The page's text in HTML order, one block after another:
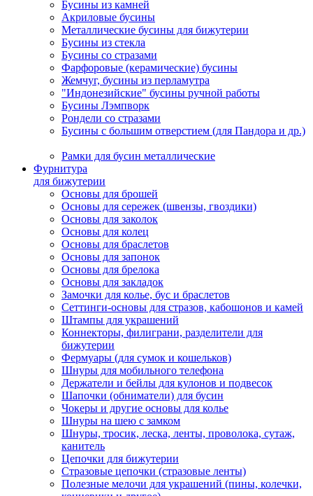
Бусины из камней
Акриловые бусины
Металлические бусины для бижутерии
Бусины из стекла
Бусины со стразами
Фарфоровые (керамические) бусины
Жемчуг, бусины из перламутра
"Индонезийские" бусины ручной работы
Бусины Лэмпворк
Рондели со стразами
Бусины с большим отверстием (для Пандора и др.)
Рамки для бусин металлические
Фурнитура
для бижутерии
Основы для брошей
Основы для сережек (швензы, гвоздики)
Основы для заколок
Основы для колец
Основы для браслетов
Основы для запонок
Основы для брелока
Основы для закладок
Замочки для колье, бус и браслетов
Сеттинги-основы для стразов, кабошонов и камей
Штампы для украшений
Коннекторы, филиграни, разделители для
бижутерии
Фермуары (для сумок и кошельков)
Шнуры для мобильного телефона
Держатели и бейлы для кулонов и подвесок
Шапочки (обниматели) для бусин
Чокеры и другие основы для колье
Шнуры на шею с замком
Шнуры, тросик, леска, ленты, проволока, сутаж,
канитель
Цепочки для бижутерии
Стразовые цепочки (стразовые ленты)
Полезные мелочи для украшений (пины, колечки,